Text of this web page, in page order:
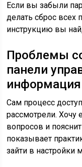
Если вы забыли
делать сброс всех
инструкцию вы
Проблемы
панели
информация
Сам процесс
рассмотрели. Хочу
вопросов и
показывает
зайти в настройки